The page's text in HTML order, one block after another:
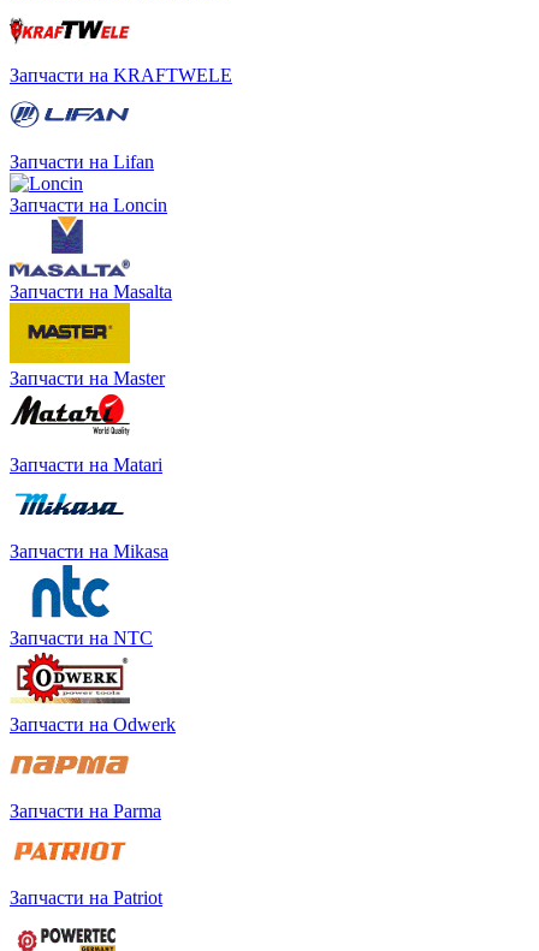
Запчасти на KRAFTWELE
Запчасти на Lifan
Запчасти на Loncin
Запчасти на Masalta
Запчасти на Master
Запчасти на Matari
Запчасти на Mikasa
Запчасти на NTC
Запчасти на Odwerk
Запчасти на Parma
Запчасти на Patriot